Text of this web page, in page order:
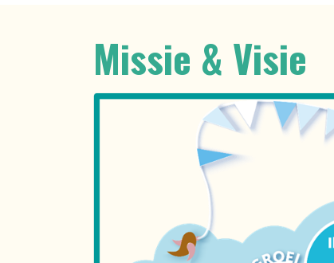
Missie & Visie